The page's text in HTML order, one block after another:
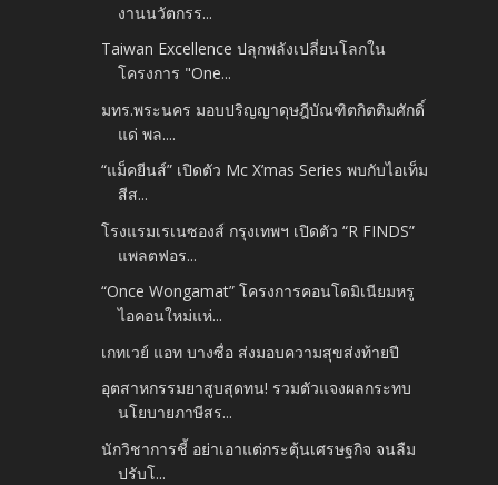
งานนวัตกรร...
Taiwan Excellence ปลุกพลังเปลี่ยนโลกใน
โครงการ "One...
มทร.พระนคร มอบปริญญาดุษฎีบัณฑิตกิตติมศักดิ์
แด่ พล....
“แม็คยีนส์” เปิดตัว Mc X’mas Series พบกับไอเท็ม
สีส...
โรงแรมเรเนซองส์ กรุงเทพฯ เปิดตัว “R FINDS”
แพลตฟอร...
“Once Wongamat” โครงการคอนโดมิเนียมหรู
ไอคอนใหม่แห่...
เกทเวย์ แอท บางซื่อ ส่งมอบความสุขส่งท้ายปี
อุตสาหกรรมยาสูบสุดทน! รวมตัวแจงผลกระทบ
นโยบายภาษีสร...
นักวิชาการชี้ อย่าเอาแต่กระตุ้นเศรษฐกิจ จนลืม
ปรับโ...